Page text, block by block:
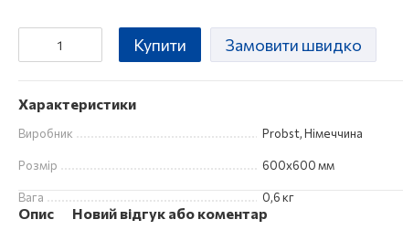
Купити Замовити швидко
Характеристики
Виробник Probst, Німеччина
Розмір 600x600 мм
Вага 0,6 кг
Опис Новий відгук або коментар